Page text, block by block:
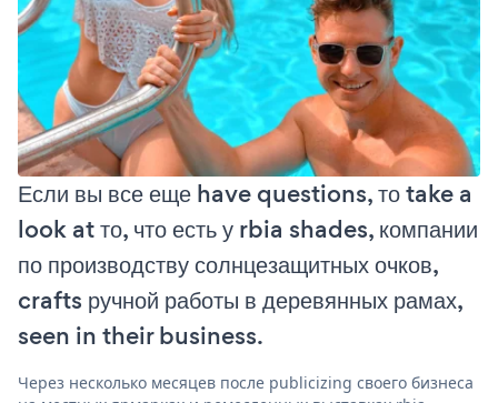
Если вы все еще have questions, то take a
look at то, что есть у rbia shades, компании
по производству солнцезащитных очков,
crafts ручной работы в деревянных рамах,
seen in their business.
Через несколько месяцев после publicizing своего бизнеса